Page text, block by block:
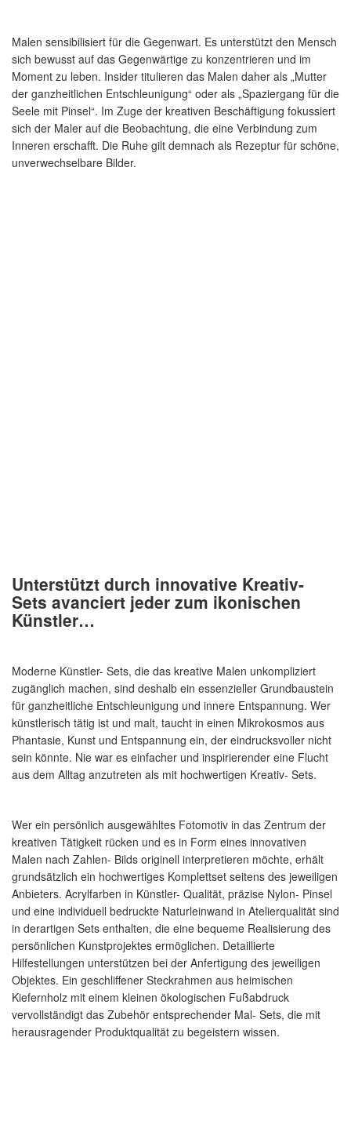
Malen sensibilisiert für die Gegenwart. Es unterstützt den Mensch
sich bewusst auf das Gegenwärtige zu konzentrieren und im
Moment zu leben. Insider titulieren das Malen daher als „Mutter
der ganzheitlichen Entschleunigung“ oder als „Spaziergang für die
Seele mit Pinsel“. Im Zuge der kreativen Beschäftigung fokussiert
sich der Maler auf die Beobachtung, die eine Verbindung zum
Inneren erschafft. Die Ruhe gilt demnach als Rezeptur für schöne,
unverwechselbare Bilder.
Unterstützt durch innovative Kreativ-
Sets avanciert jeder zum ikonischen
Künstler…
Moderne Künstler- Sets, die das kreative Malen unkompliziert
zugänglich machen, sind deshalb ein essenzieller Grundbaustein
für ganzheitliche Entschleunigung und innere Entspannung. Wer
künstlerisch tätig ist und malt, taucht in einen Mikrokosmos aus
Phantasie, Kunst und Entspannung ein, der eindrucksvoller nicht
sein könnte. Nie war es einfacher und inspirierender eine Flucht
aus dem Alltag anzutreten als mit hochwertigen Kreativ- Sets.
Wer ein persönlich ausgewähltes Fotomotiv in das Zentrum der
kreativen Tätigkeit rücken und es in Form eines innovativen
Malen nach Zahlen- Bilds originell interpretieren möchte, erhält
grundsätzlich ein hochwertiges Komplettset seitens des jeweiligen
Anbieters. Acrylfarben in Künstler- Qualität, präzise Nylon- Pinsel
und eine individuell bedruckte Naturleinwand in Atelierqualität sind
in derartigen Sets enthalten, die eine bequeme Realisierung des
persönlichen Kunstprojektes ermöglichen. Detaillierte
Hilfestellungen unterstützen bei der Anfertigung des jeweiligen
Objektes. Ein geschliffener Steckrahmen aus heimischen
Kiefernholz mit einem kleinen ökologischen Fußabdruck
vervollständigt das Zubehör entsprechender Mal- Sets, die mit
herausragender Produktqualität zu begeistern wissen.